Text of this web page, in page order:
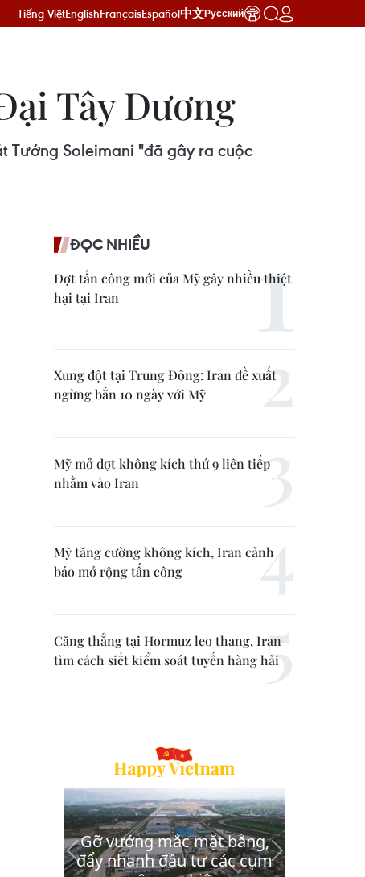
Tiếng ViệtEnglishFrançaisEspañol中文Русский
Tây Dương
Tướng Soleimani "đã gây ra cuộc
ĐỌC NHIỀU
Đợt tấn công mới của Mỹ gây nhiều thiệt
hại tại Iran
Xung đột tại Trung Đông: Iran đề xuất
ngừng bắn 10 ngày với Mỹ
Mỹ mở đợt không kích thứ 9 liên tiếp
nhằm vào Iran
Mỹ tăng cường không kích, Iran cảnh
báo mở rộng tấn công
Căng thẳng tại Hormuz leo thang, Iran
tìm cách siết kiểm soát tuyến hàng hải